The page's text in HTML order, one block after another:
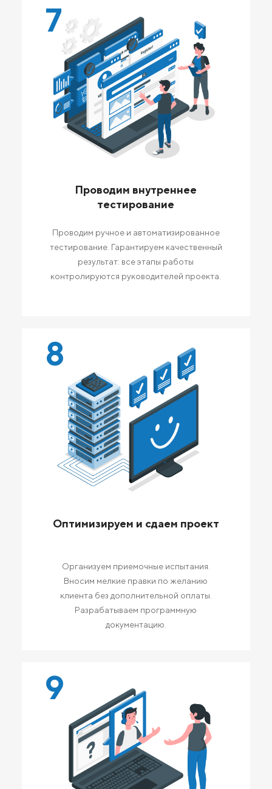
7
Проводим внутреннее
тестирование
Проводим ручное и автоматизированное
тестирование. Гарантируем качественный
результат: все этапы работы
контролируются руководителей проекта.
8
Оптимизируем и сдаем проект
Организуем приемочные испытания.
Вносим мелкие правки по желанию
клиента без дополнительной оплаты.
Разрабатываем программную
документацию.
9